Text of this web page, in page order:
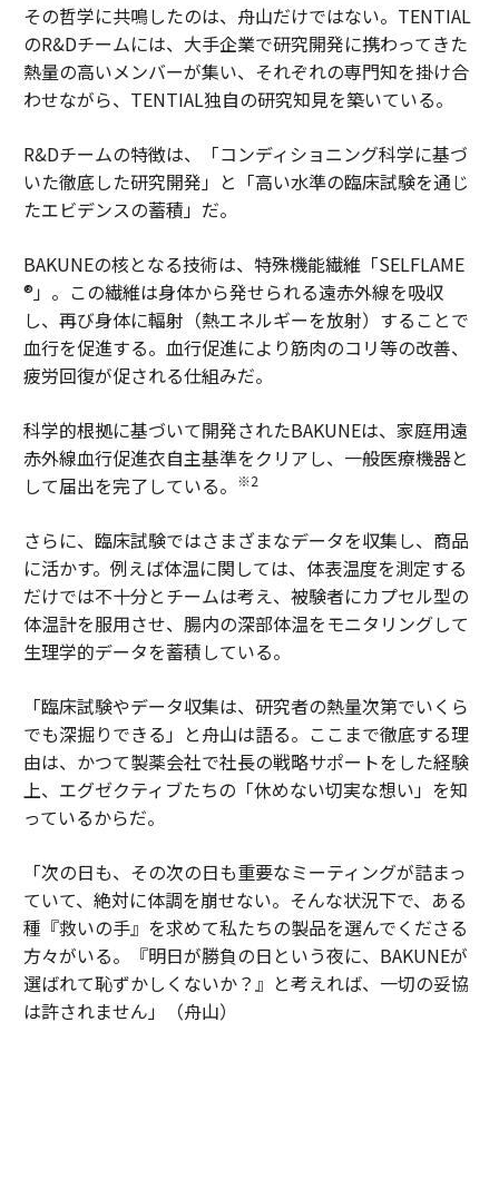
その哲学に共鳴したのは、舟山だけではない。TENTIAL
のR&Dチームには、大手企業で研究開発に携わってきた
熱量の高いメンバーが集い、それぞれの専門知を掛け合
わせながら、TENTIAL独自の研究知見を築いている。
R&Dチームの特徴は、「コンディショニング科学に基づ
いた徹底した研究開発」と「高い水準の臨床試験を通じ
たエビデンスの蓄積」だ。
BAKUNEの核となる技術は、特殊機能繊維「SELFLAME
®」。この繊維は身体から発せられる遠赤外線を吸収
し、再び身体に輻射（熱エネルギーを放射）することで
血行を促進する。血行促進により筋肉のコリ等の改善、
疲労回復が促される仕組みだ。
科学的根拠に基づいて開発されたBAKUNEは、家庭用遠
赤外線血行促進衣自主基準をクリアし、一般医療機器と
して届出を完了している。
※2
さらに、臨床試験ではさまざまなデータを収集し、商品
に活かす。例えば体温に関しては、体表温度を測定する
だけでは不十分とチームは考え、被験者にカプセル型の
体温計を服用させ、腸内の深部体温をモニタリングして
生理学的データを蓄積している。
「臨床試験やデータ収集は、研究者の熱量次第でいくら
でも深掘りできる」と舟山は語る。ここまで徹底する理
由は、かつて製薬会社で社長の戦略サポートをした経験
上、エグゼクティブたちの「休めない切実な想い」を知
っているからだ。
「次の日も、その次の日も重要なミーティングが詰まっ
ていて、絶対に体調を崩せない。そんな状況下で、ある
種『救いの手』を求めて私たちの製品を選んでくださる
方々がいる。『明日が勝負の日という夜に、BAKUNEが
選ばれて恥ずかしくないか？』と考えれば、一切の妥協
は許されません」（舟山）